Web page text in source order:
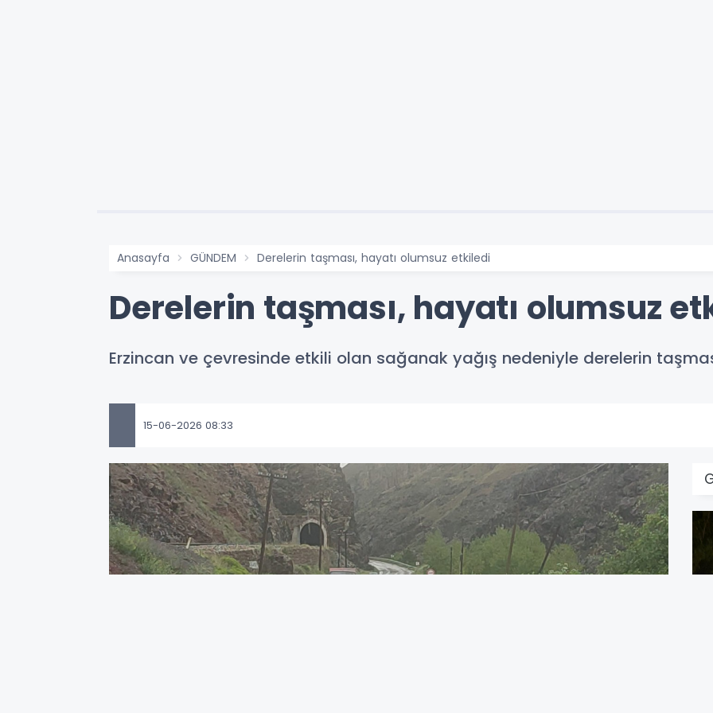
Anasayfa GÜNDEM Derelerin taşması, hayatı olumsuz etkiledi
Derelerin taşması, hayatı olumsuz
Erzincan ve çevresinde etkili olan sağanak yağış nedeniyle derelerin
15-06-2026 08:33